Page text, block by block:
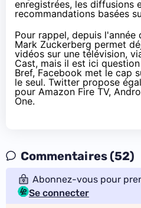
enregistrées, les diffusions
recommandations basées
Pour rappel, depuis l'année
Mark Zuckerberg permet
vidéos sur une télévision,
Cast, mais il est ici
Bref, Facebook met le cap
le seul. Twitter propose
pour Amazon Fire TV,
One.
Commentaires (52)
Abonnez-vous pour
Se connecter